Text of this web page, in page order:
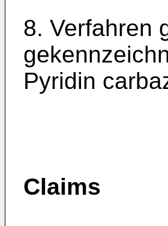
8. Verfahren
Pyridin
Claims